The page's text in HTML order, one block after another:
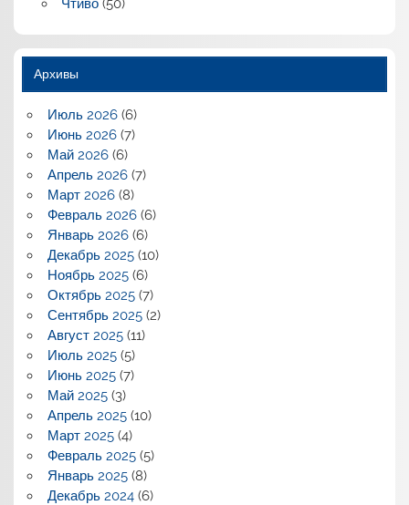
Чтиво(50)
Архивы
Июль 2026(6)
Июнь 2026(7)
Май 2026(6)
Апрель 2026(7)
Март 2026(8)
Февраль 2026(6)
Январь 2026(6)
Декабрь 2025(10)
Ноябрь 2025(6)
Октябрь 2025(7)
Сентябрь 2025(2)
Август 2025(11)
Июль 2025(5)
Июнь 2025(7)
Май 2025(3)
Апрель 2025(10)
Март 2025(4)
Февраль 2025(5)
Январь 2025(8)
Декабрь 2024(6)